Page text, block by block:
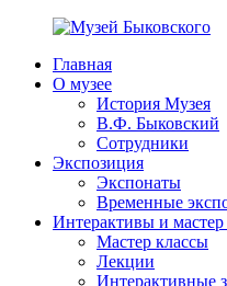
Перейти
содержимому
Музей
Быковского
ППМВК
Главная
О музее
История Музея
В.Ф. Быковский
Сотрудники
Экспозиция
Экспонаты
Временные
Интерактивы и мастер
Мастер классы
Лекции
Интерактивные